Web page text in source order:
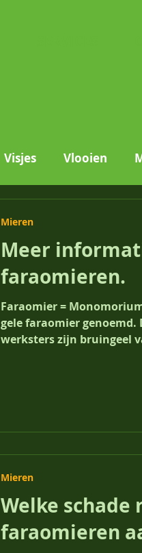
Visjes Vlooien
Meer
faraomieren.
Faraomier =
gele faraomier genoemd.
werksters zijn bruingeel
Mieren
Welke schade
faraomieren
Mieren